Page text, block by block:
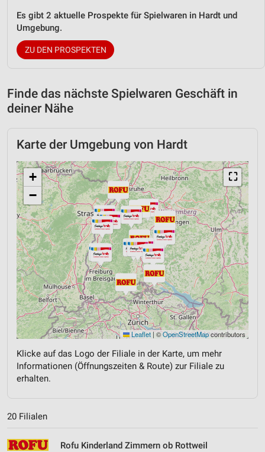
Es gibt 2 aktuelle Prospekte für Spielwaren in Hardt und
Umgebung.
ZU DEN PROSPEKTEN
Finde das nächste Spielwaren Geschäft in
deiner Nähe
Karte der Umgebung von Hardt
⛶
+
−
Leaflet | ©OpenStreetMapcontributors
Klicke auf das Logo der Filiale in der Karte, um mehr
Informationen (Öffnungszeiten & Route) zur Filiale zu
erhalten.
20 Filialen
Rofu Kinderland Zimmern ob Rottweil